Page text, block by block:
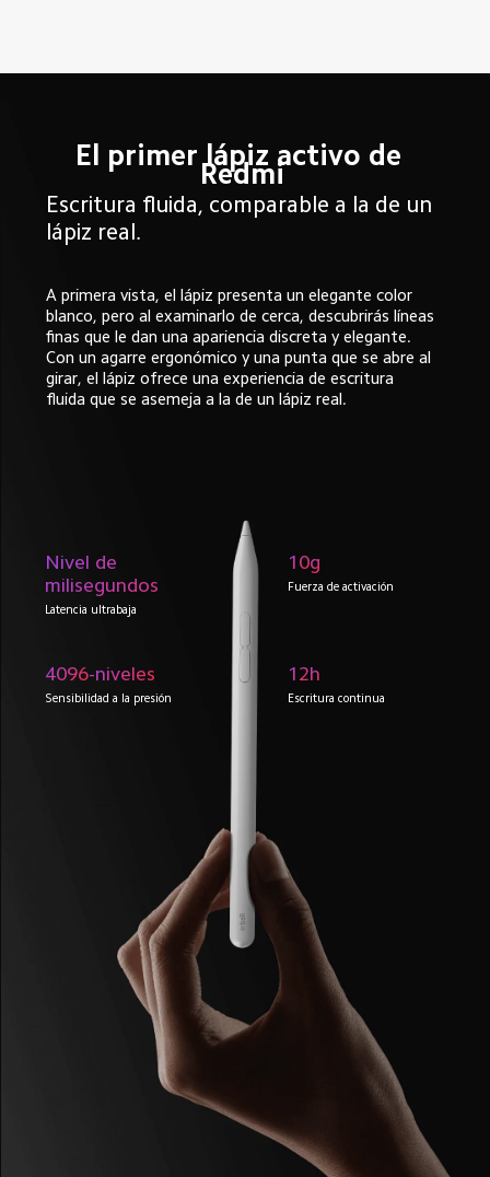
El primer lápiz activo de
Redmi
Escritura fluida, comparable a la de un
lápiz real.
A primera vista, el lápiz presenta un elegante color
blanco, pero al examinarlo de cerca, descubrirás líneas
finas que le dan una apariencia discreta y elegante.
Con un agarre ergonómico y una punta que se abre al
girar, el lápiz ofrece una experiencia de escritura
fluida que se asemeja a la de un lápiz real.
Nivel de
milisegundos
Latencia ultrabaja
10g
Fuerza de activación
4096-niveles
Sensibilidad a la presión
12h
Escritura continua